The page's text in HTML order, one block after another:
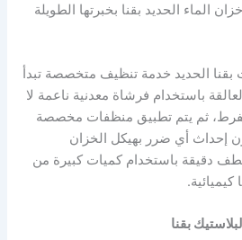
الماء الحديد بقنا بخبرتها الطويلة
الحديد خدمة تنظيف متخصصة تبدأ
باستخدام فرشاة معدنية ناعمة لا
ثم يتم تطبيق منظفات مخصصة
إحداث أي ضرر بهيكل الخزان
دقيقة باستخدام كميات كبيرة من
كيميائية.
بقنا